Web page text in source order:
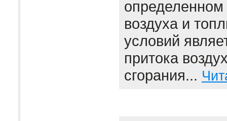
воздуха и
условий
притока
сгорания...